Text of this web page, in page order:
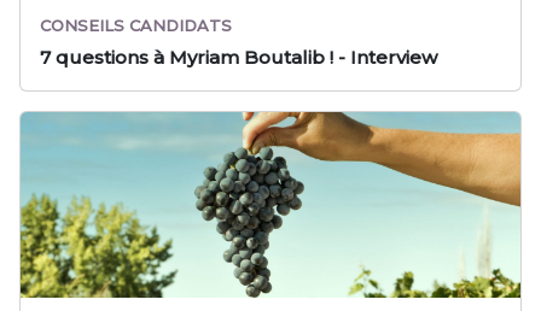
CONSEILS CANDIDATS
7 questions à Myriam Boutalib ! - Interview